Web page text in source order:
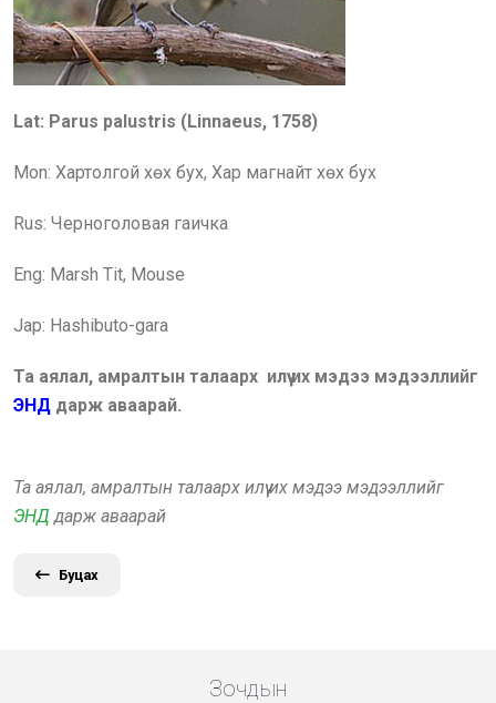
Lat: Parus palustris (Linnaeus, 1758)
Mon: Хартолгой хөх бух, Хар магнайт хөх бух
Rus: Черноголовая гаичка
Eng: Marsh Tit, Mouse
Jap: Hashibuto-gara
Та аялал, амралтын талаарх илүү их мэдээ мэдээллийг
ЭНД дарж аваарай.
Та аялал, амралтын талаарх илүү их мэдээ мэдээллийг
ЭНД дарж аваарай
Буцах
Зочдын